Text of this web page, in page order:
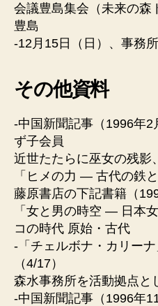
会議豊島集会（未来の森
豊島
-12月15日（日）、事務
その他資料
-中国新聞記事（1996年
ず子会員
近世たたらに巫女の残影
「ヒメの力 ― 古代の鉄と
藤原書店の下記書籍（
「女と男の時空 ― 日本
コの時代 原始・古代
-「チェルボナ・カリー
（4/17）
森水事務所を活動拠点と
-中国新聞記事（1996年